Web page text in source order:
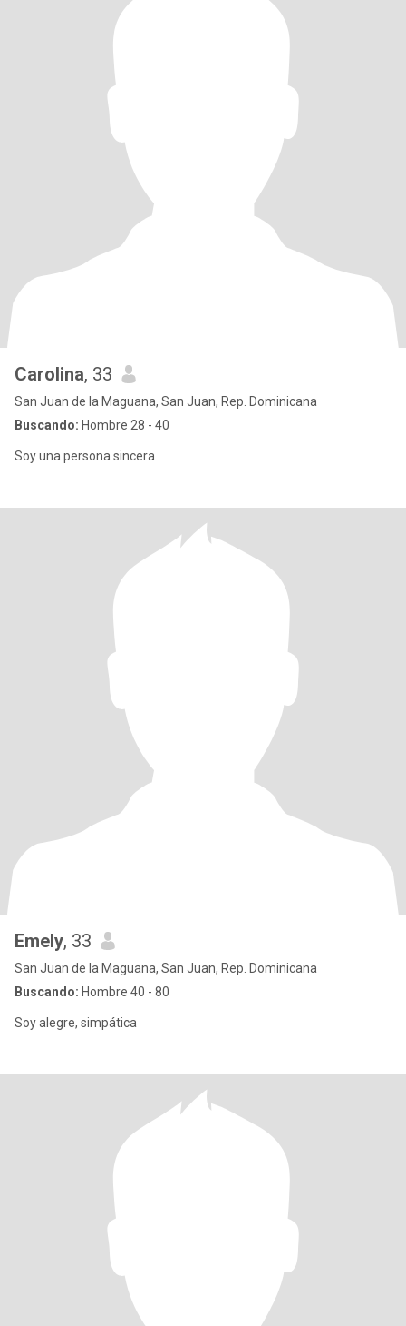
Carolina, 33
San Juan de la Maguana, San Juan, Rep. Dominicana
Buscando: Hombre 28 - 40
Soy una persona sincera
Emely, 33
San Juan de la Maguana, San Juan, Rep. Dominicana
Buscando: Hombre 40 - 80
Soy alegre, simpática